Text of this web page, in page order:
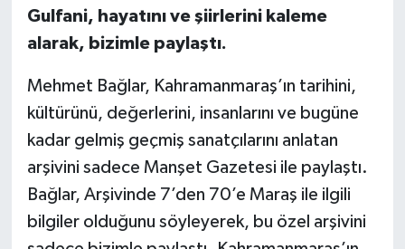
Gulfani, hayatını ve şiirlerini kaleme
alarak, bizimle paylaştı.
Mehmet Bağlar, Kahramanmaraş’ın tarihini,
kültürünü, değerlerini, insanlarını ve bugüne
kadar gelmiş geçmiş sanatçılarını anlatan
arşivini sadece Manşet Gazetesi ile paylaştı.
Bağlar, Arşivinde 7’den 70’e Maraş ile ilgili
bilgiler olduğunu söyleyerek, bu özel arşivini